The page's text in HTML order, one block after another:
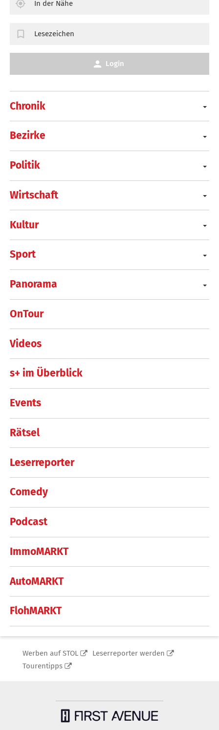
Chronik
Bezirke
Politik
Wirtschaft
Kultur
Sport
Panorama
OnTour
Videos
s+ im Überblick
Events
Rätsel
Leserreporter
Comedy
Podcast
ImmoMARKT
AutoMARKT
FlohMARKT
In der Nähe
Lesezeichen
Login
Werben auf STOL
Leserreporter werden
Tourentipps